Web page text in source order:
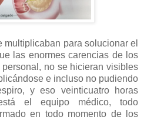
multiplicaban para solucionar el
las enormes carencias de los
no se hicieran visibles
e incluso no pudiendo
y eso veinticuatro horas
el equipo médico, todo
en todo momento de los